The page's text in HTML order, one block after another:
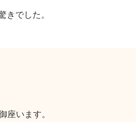
きでした。
座います。